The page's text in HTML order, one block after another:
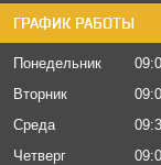
ГРАФИК РАБОТЫ
Понедельник
Вторник
Среда
Четверг